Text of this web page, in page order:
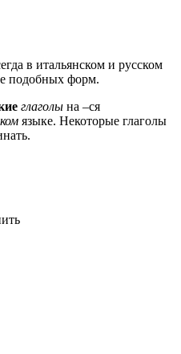
в итальянском и русском
подобных форм.
глаголы на –ся
языке. Некоторые глаголы